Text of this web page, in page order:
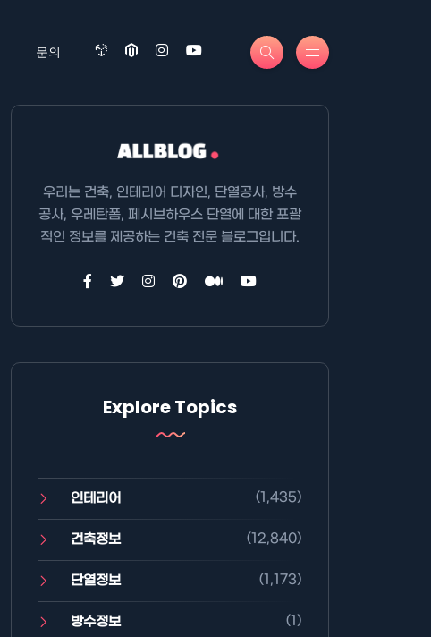
문의
우리는 건축, 인테리어 디자인, 단열공사, 방수
공사, 우레탄폼, 페시브하우스 단열에 대한 포괄
적인 정보를 제공하는 건축 전문 블로그입니다.
Explore Topics
인테리어 (1,435)
건축정보 (12,840)
단열정보 (1,173)
방수정보 (1)